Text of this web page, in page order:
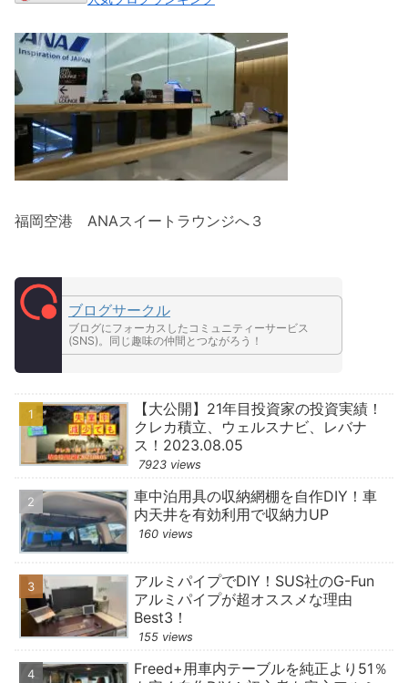
福岡空港 ANAスイートラウンジへ３
ブログサークル
ブログにフォーカスしたコミュニティーサービス
(SNS)。同じ趣味の仲間とつながろう！
【大公開】21年目投資家の投資実績！
クレカ積立、ウェルスナビ、レバナ
ス！2023.08.05
7923 views
車中泊用具の収納網棚を自作DIY！車
内天井を有効利用で収納力UP
160 views
アルミパイプでDIY！SUS社のG-Fun
アルミパイプが超オススメな理由
Best3！
155 views
Freed+用車内テーブルを純正より51％